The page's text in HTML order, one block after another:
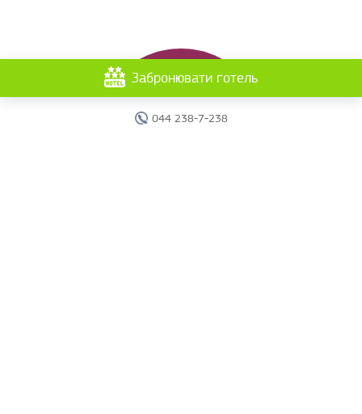
044 238-7-238
Забронювати готель